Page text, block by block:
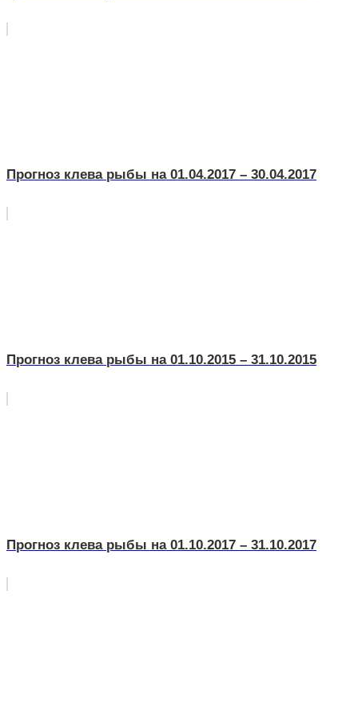
Прогноз клева рыбы на 01.04.2017 – 30.04.2017
Прогноз клева рыбы на 01.10.2015 – 31.10.2015
Прогноз клева рыбы на 01.10.2017 – 31.10.2017